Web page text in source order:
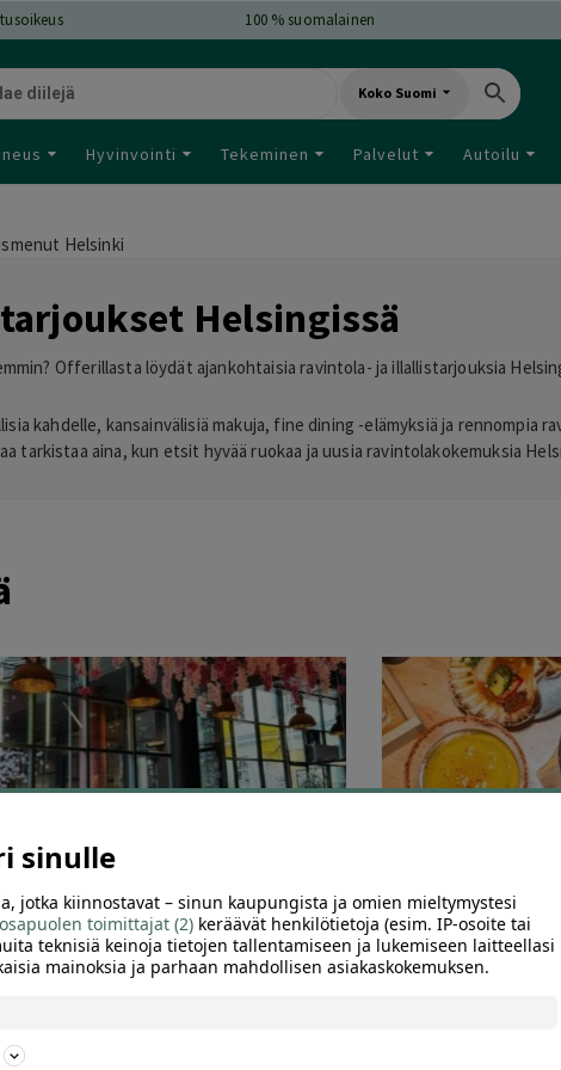
100 % suomalainen
Koko Suomi
Hyvinvointi Tekeminen Palvelut Autoilu
Helsinki
Helsingissä
Offerillasta löydät ajankohtaisia ravintola- ja illallistarjouksia
kahdelle, kansainvälisiä makuja, fine dining -elämyksiä ja rennompia
tarkistaa aina, kun etsit hyvää ruokaa ja uusia ravintolakokemuksia
267
ruokalajin menu kahdelle ja pullo
– Victor’s Garden -39 %
Korealainen
2-4:lle | jopa -56 %
sinulle
jotka kiinnostavat – sinun kaupungista ja omien mieltymystesi
toimittajat (2) keräävät henkilötietoja (esim. IP-osoite tai
teknisiä keinoja tietojen tallentamiseen ja lukemiseen laitteellasi
mainoksia ja parhaan mahdollisen asiakaskokemuksen.